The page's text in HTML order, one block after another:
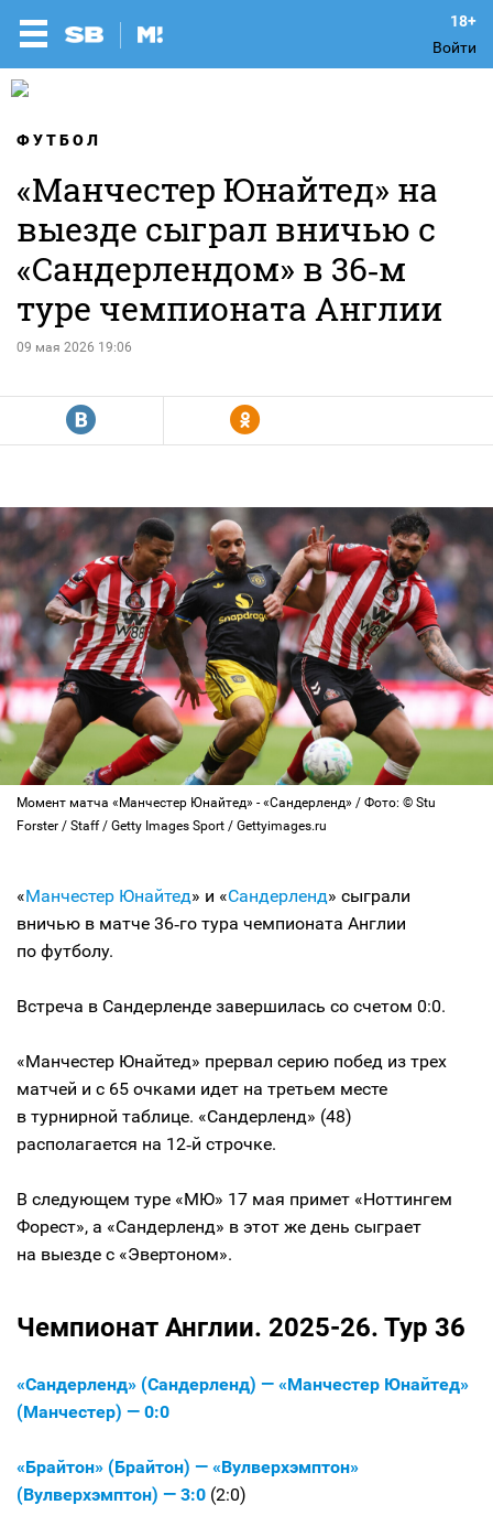
Войти
ФУТБОЛ
«Манчестер Юнайтед» на
выезде сыграл вничью с
«Сандерлендом» в 36‑м
туре чемпионата Англии
09 мая 2026 19:06
R Y
Момент матча «Манчестер Юнайтед» - «Сандерленд» / Фото: © Stu
Forster / Staff / Getty Images Sport / Gettyimages.ru
«Манчестер Юнайтед» и «Сандерленд» сыграли
вничью в матче 36‑го тура чемпионата Англии
по футболу.
Встреча в Сандерленде завершилась со счетом 0:0.
«Манчестер Юнайтед» прервал серию побед из трех
матчей и с 65 очками идет на третьем месте
в турнирной таблице. «Сандерленд» (48)
располагается на 12‑й строчке.
В следующем туре «МЮ» 17 мая примет «Ноттингем
Форест», а «Сандерленд» в этот же день сыграет
на выезде с «Эвертоном».
Чемпионат Англии. 2025-26. Тур 36
«Сандерленд» (Сандерленд) — «Манчестер Юнайтед»
(Манчестер) — 0:0
«Брайтон» (Брайтон) — «Вулверхэмптон»
(Вулверхэмптон) — 3:0 (2:0)